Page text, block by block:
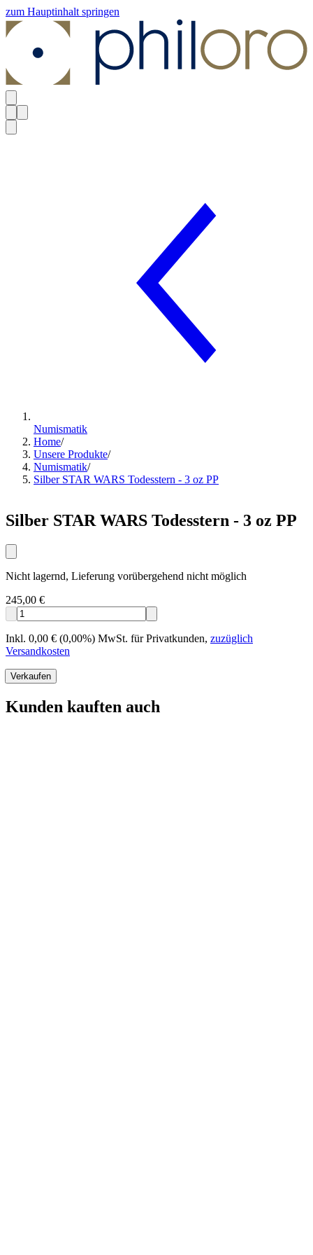
zum Hauptinhalt springen
Numismatik
Home/
Unsere Produkte/
Numismatik/
Silber STAR WARS Todesstern - 3 oz PP
Silber STAR WARS Todesstern - 3 oz PP
Nicht lagernd, Lieferung vorübergehend nicht möglich
245,00 €
Inkl. 0,00 € (0,00%) MwSt. für Privatkunden, zuzüglich
Versandkosten
Verkaufen
Kunden kauften auch